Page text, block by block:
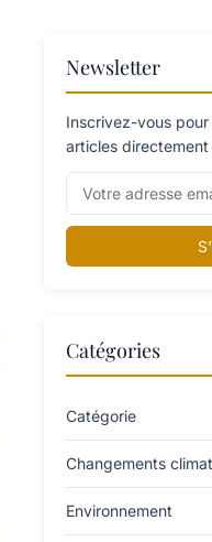
Newsletter
Inscrivez-vous
articles
Catégories
Catégorie
Changements
Environnement